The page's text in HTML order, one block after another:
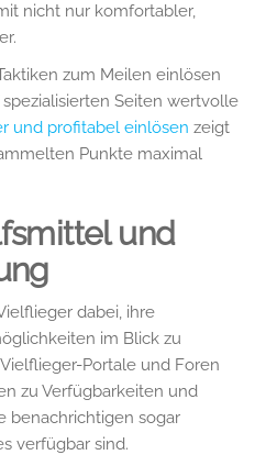
nicht nur komfortabler,
zum Meilen einlösen
Seiten wertvolle
und profitabel einlösen zeigt
Punkte maximal
und
dabei, ihre
im Blick zu
Portale und Foren
zu Verfügbarkeiten und
benachrichtigen sogar
verfügbar sind.